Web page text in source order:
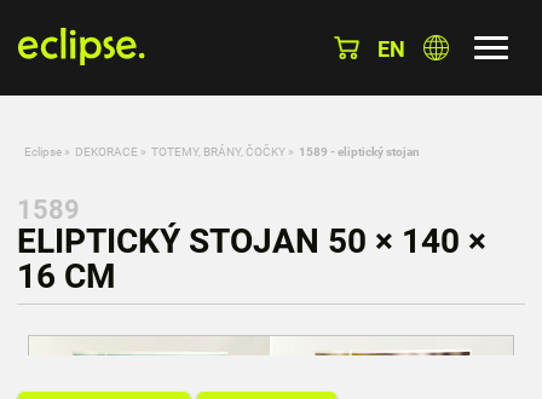
EN
Eclipse » DEKORACE » TOTEMY, BRÁNY, ČOČKY » 1589 - eliptický stojan
1589
ELIPTICKÝ STOJAN 50 × 140 ×
16 CM